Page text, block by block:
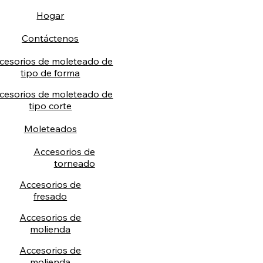
Hogar
Contáctenos
de moleteado de
tipo de forma
de moleteado de
tipo corte
Moleteados
Accesorios de
torneado
Accesorios de
fresado
Accesorios de
molienda
Accesorios de